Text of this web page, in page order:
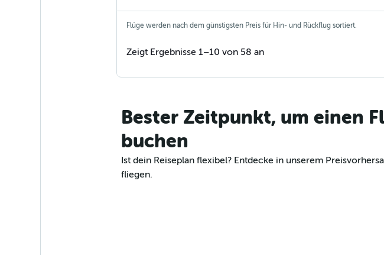
Flüge werden nach dem günstigsten Preis für Hin- und Rückflug sortiert.
Zeigt Ergebnisse 1–10 von 58 an
Bester Zeitpunkt, um einen
buchen
Ist dein Reiseplan flexibel? Entdecke in unserem
fliegen.